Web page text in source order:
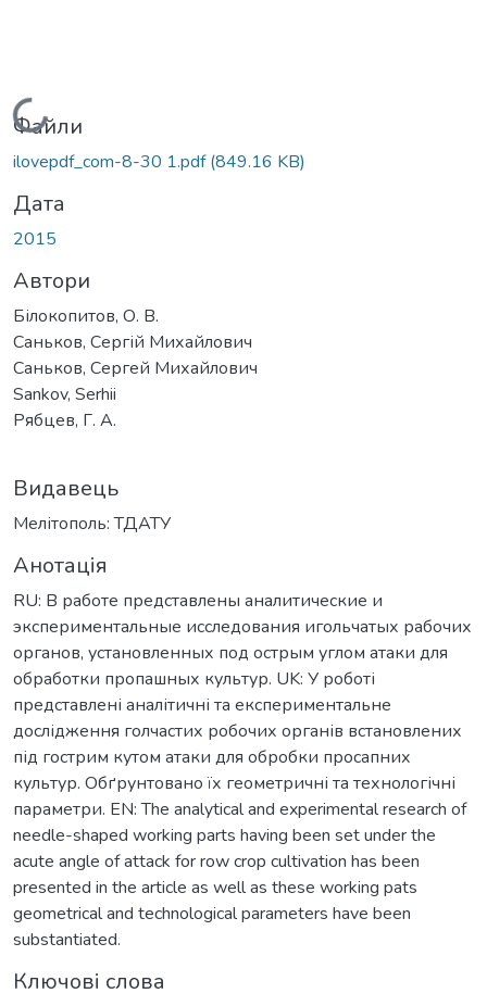
Вантажиться...
Файли
ilovepdf_com-8-30 1.pdf(849.16 KB)
Дата
2015
Автори
Білокопитов, О. В.
Саньков, Сергій Михайлович
Саньков, Сергей Михайлович
Sankov, Serhii
Рябцев, Г. А.
Видавець
Мелітополь: ТДАТУ
Анотація
RU: В работе представлены аналитические и
экспериментальные исследования игольчатых рабочих
органов, установленных под острым углом атаки для
обработки пропашных культур. UK: У роботі
представлені аналітичні та експериментальне
дослідження голчастих робочих органів встановлених
під гострим кутом атаки для обробки просапних
культур. Обґрунтовано їх геометричні та технологічні
параметри. EN: The analytical and experimental research of
needle-shaped working parts having been set under the
acute angle of attack for row crop cultivation has been
presented in the article as well as these working pats
geometrical and technological parameters have been
substantiated.
Ключові слова